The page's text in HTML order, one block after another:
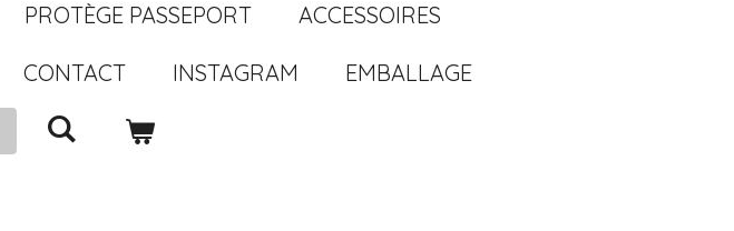
PROTÈGE PASSEPORT ACCESSOIRES
CONTACT INSTAGRAM EMBALLAGE